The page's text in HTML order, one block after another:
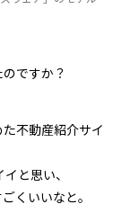
ですか？
不動産紹介サイ
と思い、
くいいなと。